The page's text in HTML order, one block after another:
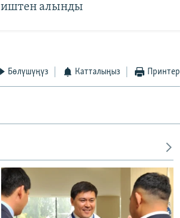
иштен алынды
Бөлүшүңүз Катталыңыз Принтер